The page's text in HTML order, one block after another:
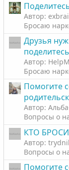
Автор:
Бросаю
Друзья
Автор:
Бросаю
Помогите
Автор: Альба
Вопросы о
КТО
Автор:
Вопросы о
Помогите